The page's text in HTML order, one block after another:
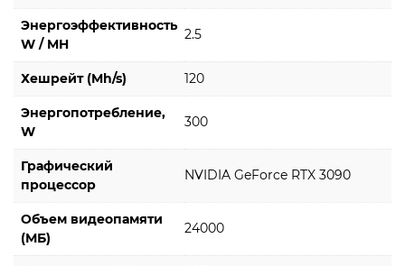
Энергоэффективность
W / MH
2.5
Хешрейт (Mh/s) 120
Энергопотребление,
W
300
Графический
процессор
NVIDIA GeForce RTX 3090
Объем видеопамяти
(МБ)
24000